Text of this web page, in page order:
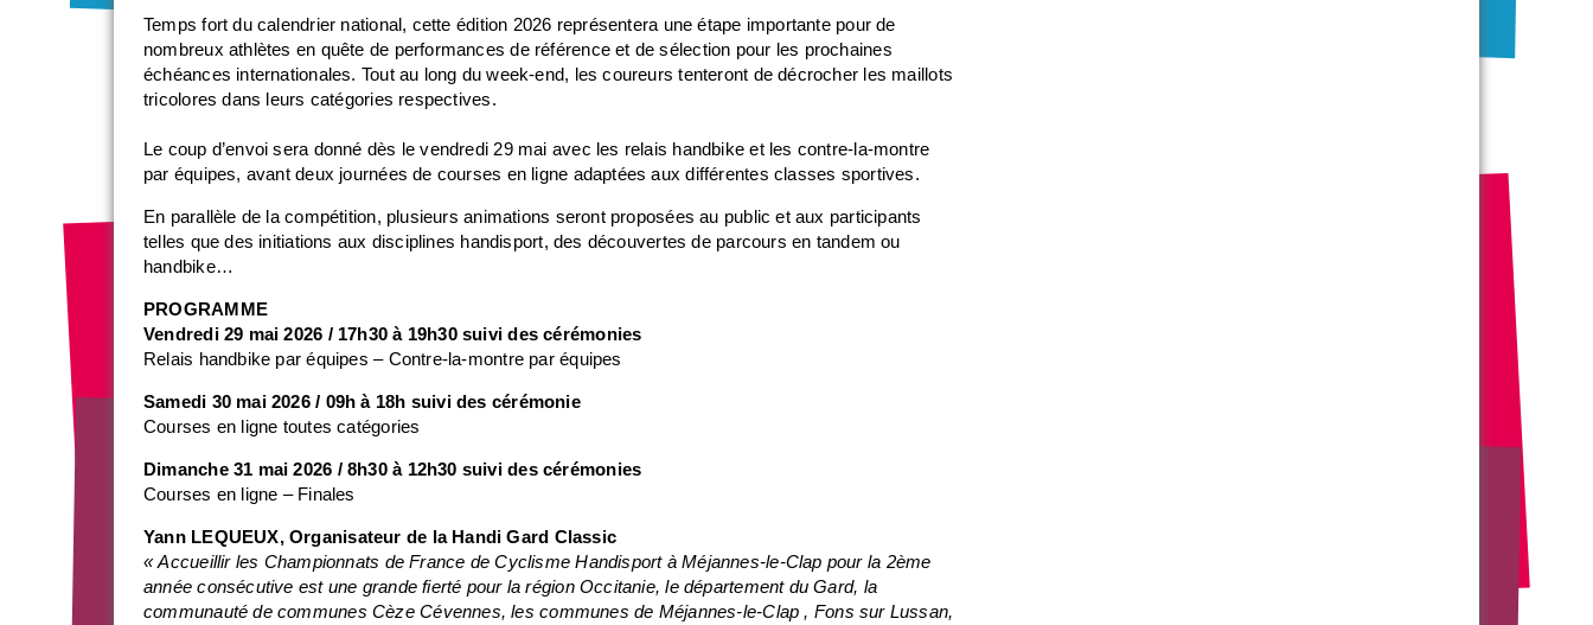
Temps fort du calendrier national, cette édition 2026 représentera une étape importante pour de
nombreux athlètes en quête de performances de référence et de sélection pour les prochaines
échéances internationales. Tout au long du week-end, les coureurs tenteront de décrocher les maillots
tricolores dans leurs catégories respectives.
Le coup d’envoi sera donné dès le vendredi 29 mai avec les relais handbike et les contre-la-montre
par équipes, avant deux journées de courses en ligne adaptées aux différentes classes sportives.
En parallèle de la compétition, plusieurs animations seront proposées au public et aux participants
telles que des initiations aux disciplines handisport, des découvertes de parcours en tandem ou
handbike…
PROGRAMME
Vendredi 29 mai 2026 / 17h30 à 19h30 suivi des cérémonies
Relais handbike par équipes – Contre-la-montre par équipes
Samedi 30 mai 2026 / 09h à 18h suivi des cérémonie
Courses en ligne toutes catégories
Dimanche 31 mai 2026 / 8h30 à 12h30 suivi des cérémonies
Courses en ligne – Finales
Yann LEQUEUX, Organisateur de la Handi Gard Classic
« Accueillir les Championnats de France de Cyclisme Handisport à Méjannes-le-Clap pour la 2ème
année consécutive est une grande fierté pour la région Occitanie, le département du Gard, la
communauté de communes Cèze Cévennes, les communes de Méjannes-le-Clap , Fons sur Lussan,